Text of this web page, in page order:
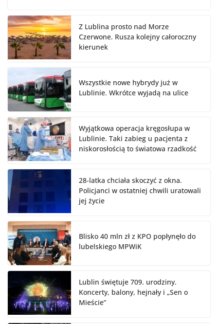
Z Lublina prosto nad Morze
Czerwone. Rusza kolejny całoroczny
kierunek
Wszystkie nowe hybrydy już w
Lublinie. Wkrótce wyjadą na ulice
Wyjątkowa operacja kręgosłupa w
Lublinie. Taki zabieg u pacjenta z
niskorosłością to światowa rzadkość
28-latka chciała skoczyć z okna.
Policjanci w ostatniej chwili uratowali
jej życie
Blisko 40 mln zł z KPO popłynęło do
lubelskiego MPWiK
Lublin świętuje 709. urodziny.
Koncerty, balony, hejnały i „Sen o
Mieście”